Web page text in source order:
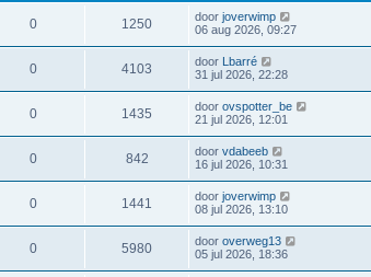
0 1250 door joverwimp
06 aug 2026, 09:27
0 4103 door Lbarré
31 jul 2026, 22:28
0 1435 door ovspotter_be
21 jul 2026, 12:01
0 842 door vdabeeb
16 jul 2026, 10:31
0 1441 door joverwimp
08 jul 2026, 13:10
0 5980 door overweg13
05 jul 2026, 18:36